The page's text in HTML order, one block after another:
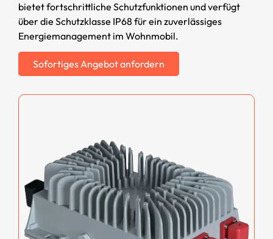
bietet fortschrittliche Schutzfunktionen und verfügt
über die Schutzklasse IP68 für ein zuverlässiges
Energiemanagement im Wohnmobil.
Sofortiges Angebot anfordern